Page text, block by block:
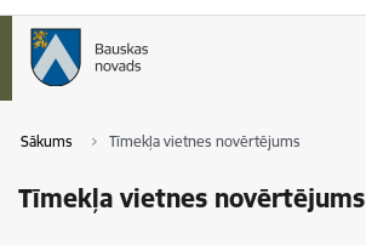
Sākums Tīmekļa vietnes novērtējums
Tīmekļa vietnes novērtējums